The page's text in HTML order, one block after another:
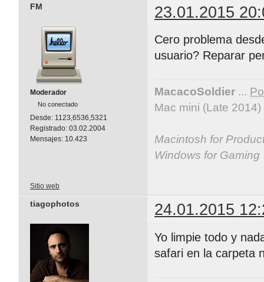
FM 23.01.2015
Moderador
No conectado
Desde: 1123,6536,5321
Registrado: 03.02.2004
Mensajes: 10.423
Cero problema
usuario? Reparar
MacacoSoldier ...
Mac mini (Late
Macintosh for
Windows for Gaming
Sitio web
tiagophotos 24.01.2015
Yo limpie todo y
safari en la carpeta